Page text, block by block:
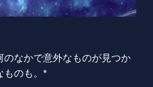
なかで意外なものが見つか
ものも。*